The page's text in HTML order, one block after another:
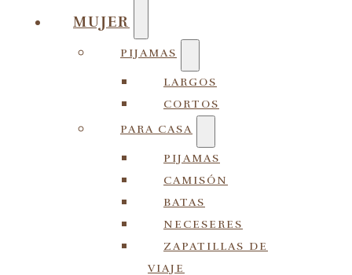
MUJER
PIJAMAS
LARGOS
CORTOS
PARA CASA
PIJAMAS
CAMISÓN
BATAS
NECESERES
ZAPATILLAS DE
VIAJE